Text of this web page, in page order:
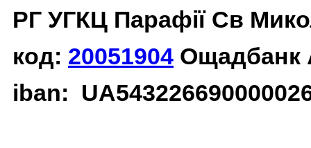
РГ УГКЦ Парафії Св
код: 20051904 Ощадбанк
iban: